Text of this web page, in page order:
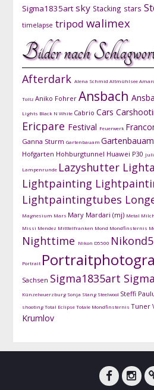
Sigma1835art sky Stacking stars
timelapse tripod walimex
Bilder nach
Afterdark Alena Schmid Altmühlsee
Toltz Aniko Fohrer Ansbach
Lights Black N White Cabrio Cars
Ericpare Festival Feuerwerk
Ganna Sturm Gartenbauam
Hofgarten Hohburgtunnel Huawei P30
Lampenrunde Lazyshutter
Lightpainting
Lightpaintingtubes
Magnesium Mars Mary Mardari (mj) Metal
Missi Mendez Mitttelfranken Mond Mondfinsternis
Nighttime Nikon D5500
Portrait
Sachsen Sigma1835art
Künzelwuerzburg Sonja Stang Steelwool Steffi
shootingTotal EclipseTotale Mondfinsternis Tuner
Krumlov